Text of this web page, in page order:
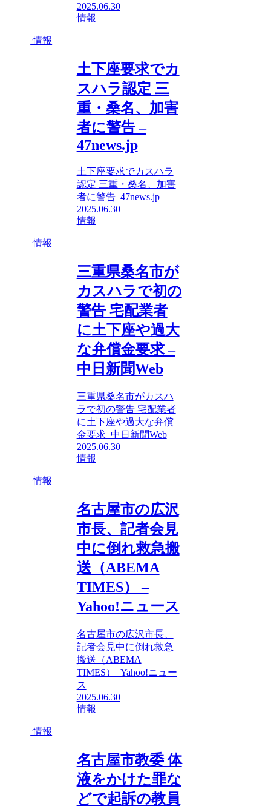
2025.06.30
情報
情報
土下座要求でカ
スハラ認定 三
重・桑名、加害
者に警告 –
47news.jp
土下座要求でカスハラ
認定 三重・桑名、加害
者に警告 47news.jp
2025.06.30
情報
情報
三重県桑名市が
カスハラで初の
警告 宅配業者
に土下座や過大
な弁償金要求 –
中日新聞Web
三重県桑名市がカスハ
ラで初の警告 宅配業者
に土下座や過大な弁償
金要求 中日新聞Web
2025.06.30
情報
情報
名古屋市の広沢
市長、記者会見
中に倒れ救急搬
送（ABEMA
TIMES） –
Yahoo!ニュース
名古屋市の広沢市長、
記者会見中に倒れ救急
搬送（ABEMA
TIMES） Yahoo!ニュー
ス
2025.06.30
情報
情報
名古屋市教委 体
液をかけた罪な
どで起訴の教員